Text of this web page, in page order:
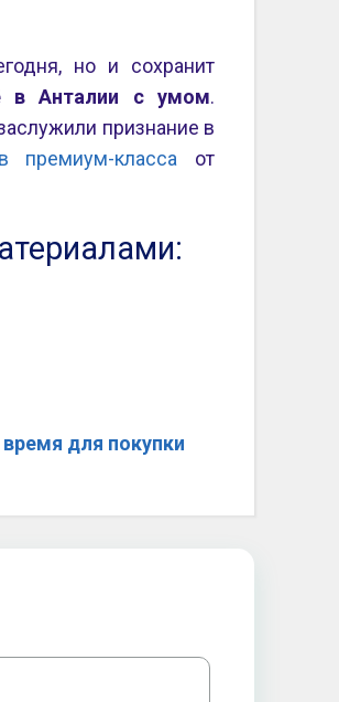
но и сохранит
в Анталии с умом.
признание в
премиум-класса от
для покупки